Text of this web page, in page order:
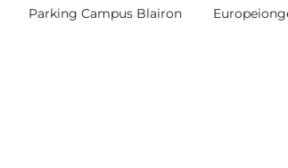
Parking Campus Blairon